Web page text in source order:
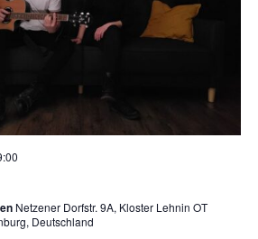
Netzener Dorfstr. 9A, Kloster Lehnin OT
Deutschland